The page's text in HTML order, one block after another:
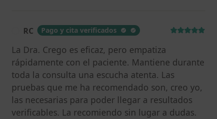
RC Pago y cita verificados
La Dra. Crego es eficaz, pero empatiza
rápidamente con el paciente. Mantiene durante
toda la consulta una escucha atenta. Las
pruebas que me ha recomendado son, creo yo,
las necesarias para poder llegar a resultados
verificables. La recomiendo sin lugar a dudas.